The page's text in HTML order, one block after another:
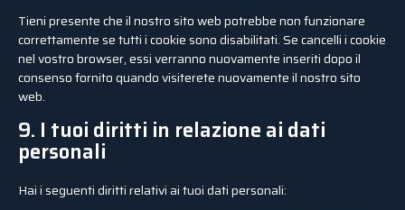
Tieni presente che il nostro sito web potrebbe non funzionare
correttamente se tutti i cookie sono disabilitati. Se cancelli i cookie
nel vostro browser, essi verranno nuovamente inseriti dopo il
consenso fornito quando visiterete nuovamente il nostro sito
web.
9. I tuoi diritti in relazione ai dati
personali
Hai i seguenti diritti relativi ai tuoi dati personali: